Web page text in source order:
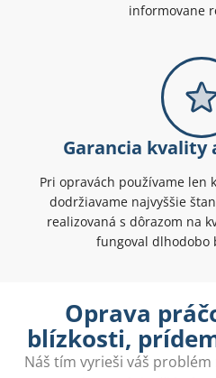
informovane
Garancia kvality
Pri opravách používame len
dodržiavame najvyššie
realizovaná s dôrazom na
fungoval dlhodobo
Oprava
blízkosti,
Náš tím vyrieši váš